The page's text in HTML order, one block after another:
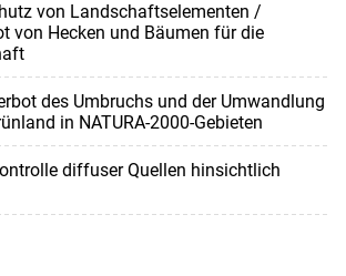
von Landschaftselementen /
von Hecken und Bäumen für die
des Umbruchs und der Umwandlung
in NATURA-2000-Gebieten
diffuser Quellen hinsichtlich